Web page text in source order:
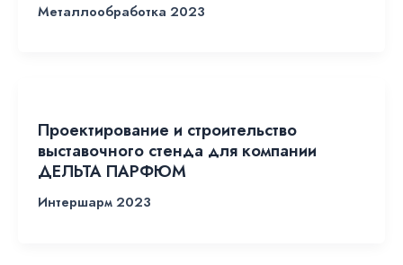
Металлообработка 2023
Проектирование и строительство
выставочного стенда для компании
ДЕЛЬТА ПАРФЮМ
Интершарм 2023